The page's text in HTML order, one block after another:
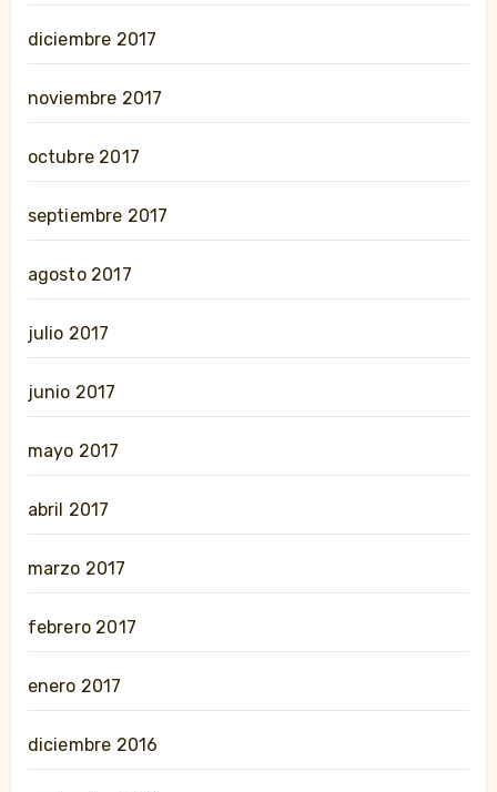
diciembre 2017
noviembre 2017
octubre 2017
septiembre 2017
agosto 2017
julio 2017
junio 2017
mayo 2017
abril 2017
marzo 2017
febrero 2017
enero 2017
diciembre 2016